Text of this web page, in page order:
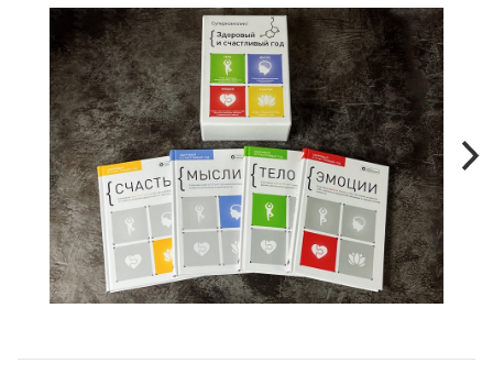
складно.
Але попри все, більшість із нас таки прагнуть цього і
витрачають час і сили на осмислення цієї проблеми та її
розв’язання. Тож саме для таких думаючих людей ми
створили 4 збірники самарі, що допоможуть вам прийти до
правильних висновків і окреслити шляхи особистого
поступального розвитку. Тепер уся потрібна інформація
зібрана в одному місці — у комплекті «Здоровий і щасливий
рік».
До комплекту увійшли такі книжки:
«Тіло. Здоровий і щасливий рік»
Здорове і гарне тіло — це той фундамент, на якому
будується наше благополуччя у всіх сферах життя. Тут
самопочуття. Ви дізнаєтеся силу-силенну цікавих фактів про